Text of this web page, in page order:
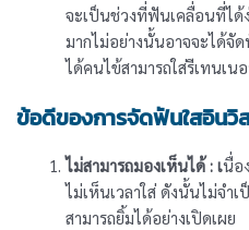
จะเป็นช่วงที่ฟันเคลื่อนที่ได้
มากไม่อย่างนั้นอาจจะได้จั
ได้คนไข้สามารถใส่รีเทนเน
ข้อดีของการจัดฟันใสอินวิ
ไม่สามารถมองเห็นได้ : เนื่อ
ไม่เห็นเวลาใส่ ดังนั้นไม่จำ
สามารถยิ้มได้อย่างเปิดเผย